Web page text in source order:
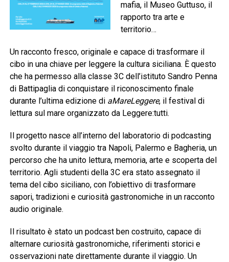
mafia, il Museo Guttuso, il
rapporto tra arte e
territorio…
Un racconto fresco, originale e capace di trasformare il
cibo in una chiave per leggere la cultura siciliana. È questo
che ha permesso alla classe 3C dell’istituto Sandro Penna
di Battipaglia di conquistare il riconoscimento finale
durante l’ultima edizione di aMareLeggere, il festival di
lettura sul mare organizzato da Leggere:tutti.
Il progetto nasce all’interno del laboratorio di podcasting
svolto durante il viaggio tra Napoli, Palermo e Bagheria, un
percorso che ha unito lettura, memoria, arte e scoperta del
territorio. Agli studenti della 3C era stato assegnato il
tema del cibo siciliano, con l’obiettivo di trasformare
sapori, tradizioni e curiosità gastronomiche in un racconto
audio originale.
Il risultato è stato un podcast ben costruito, capace di
alternare curiosità gastronomiche, riferimenti storici e
osservazioni nate direttamente durante il viaggio. Un